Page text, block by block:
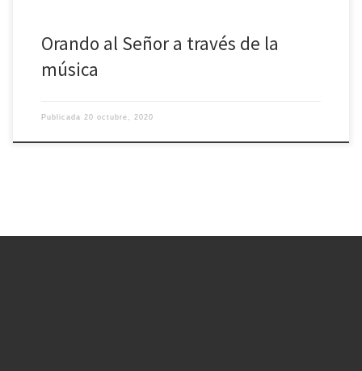
Orando al Señor a través de la
música
Publicada 20 octubre, 2020